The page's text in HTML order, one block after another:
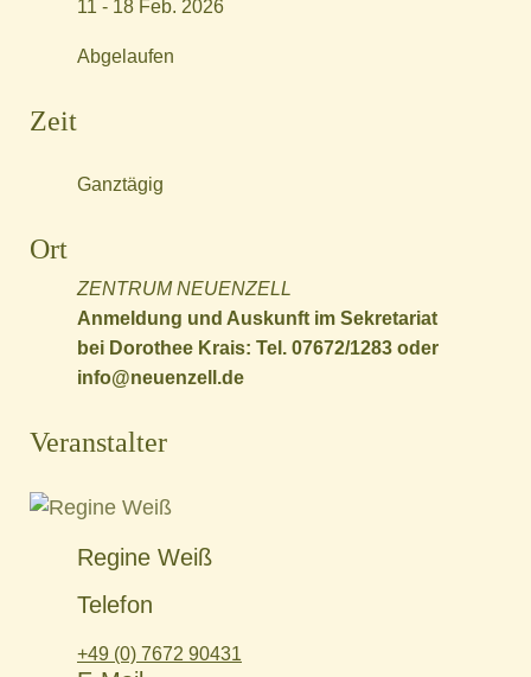
11 - 18 Feb. 2026
Abgelaufen
Zeit
Ganztägig
Ort
ZENTRUM NEUENZELL
Anmeldung und Auskunft im Sekretariat
bei Dorothee Krais: Tel. 07672/1283 oder
info@neuenzell.de
Veranstalter
Regine Weiß
Telefon
+49 (0) 7672 90431‬